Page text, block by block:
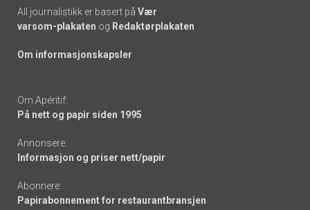
All journalistikk er basert på Vær
varsom-plakaten og Redaktørplakaten
Om informasjonskapsler
Om Apéritif:
På nett og papir siden 1995
Annonsere:
Informasjon og priser nett/papir
Abonnere:
Papirabonnement for restaurantbransjen